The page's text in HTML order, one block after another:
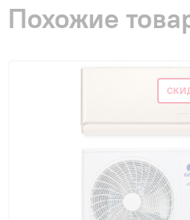
Похожие